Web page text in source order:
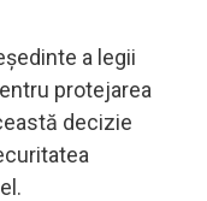
a legii
protejarea
decizie